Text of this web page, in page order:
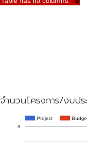
จำนวนโครงการ/งบป
Project
8